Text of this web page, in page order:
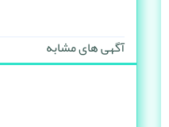
آگهی های مشابه